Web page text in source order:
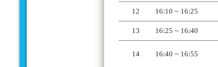
12 16:10 ~ 16:25
13 16:25 ~ 16:40
14 16:40 ~ 16:55